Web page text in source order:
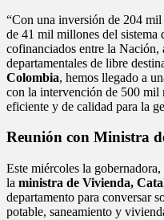
“Con una inversión de 204
de 41 mil millones del
cofinanciados entre la Nación,
departamentales de libre
Colombia, hemos llegado a
con la intervención de 500 mil
eficiente y de calidad para la
Reunión con Ministra
Este miércoles la
la ministra de Vivienda,
departamento para conversar
potable, saneamiento y